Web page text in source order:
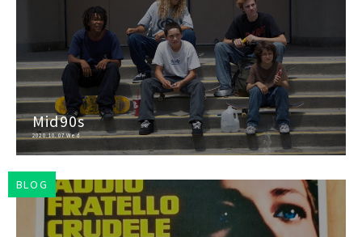
Mid90s
2020.10.07 Wed
BLOG